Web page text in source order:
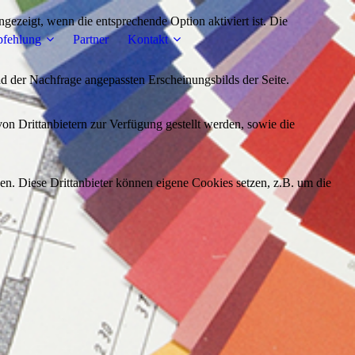
Partner Kontakt
wenn die entsprechende Option aktiviert ist. Die
Nachfrage angepassten Erscheinungsbilds der Seite.
Drittanbietern zur Verfügung gestellt werden, sowie die
Diese Drittanbieter können eigene Cookies setzen, z.B. um die